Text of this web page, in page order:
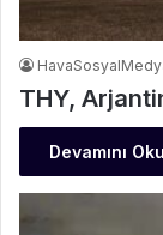
THY,
Devamını